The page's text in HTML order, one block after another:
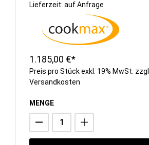
Lieferzeit: auf Anfrage
1.185,00 €*
Preis pro Stück exkl. 19% MwSt. zzgl.
Versandkosten
MENGE